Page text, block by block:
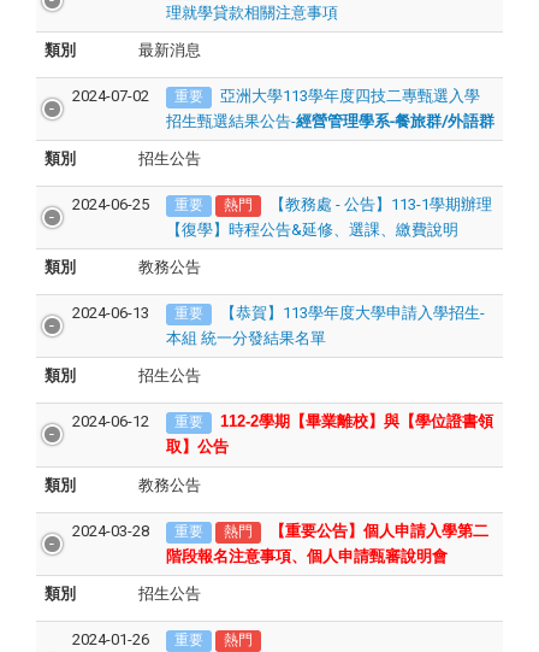
理就學貸款相關注意事項
類別 最新消息
2024-07-02 重要
亞洲大學113學年度四技二專甄選入學
招生甄選結果公告-經營管理學系-餐旅群/外語群
類別 招生公告
2024-06-25 重要 熱門
【教務處 - 公告】113-1學期辦理
【復學】時程公告&延修、選課、繳費說明
類別 教務公告
2024-06-13 重要
【恭賀】113學年度大學申請入學招生-
本組 統一分發結果名單
類別 招生公告
2024-06-12 重要 112-2學期【畢業離校】與【學位證書領
取】公告
類別 教務公告
2024-03-28 重要 熱門
【重要公告】個人申請入學第二
階段報名注意事項、個人申請甄審說明會
類別 招生公告
2024-01-26 重要 熱門